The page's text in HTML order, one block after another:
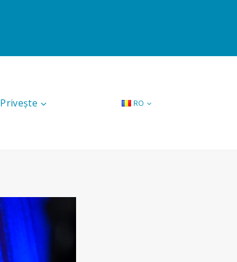
Privește RO